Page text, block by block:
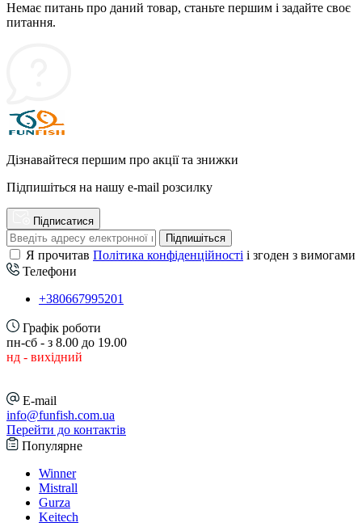
Немає питань про даний товар, станьте першим і задайте своє
питання.
Дізнавайтеся першим про акції та знижки
Підпишіться на нашу e-mail розсилку
Підписатися
Підпишіться
Я прочитав Політика конфіденційності і згоден з вимогами
Телефони
+380667995201
Графік роботи
пн-сб - з 8.00 до 19.00
нд - вихідний
E-mail
info@funfish.com.ua
Перейти до контактів
Популярне
Winner
Mistrall
Gurza
Keitech